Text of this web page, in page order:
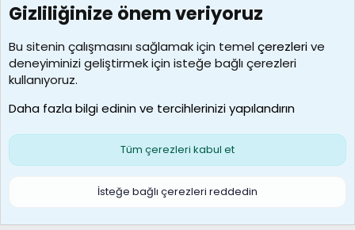
7388
Kullanıcılar
borabekirogluu
Son üye
Çerezler
S
Gizliliğinize önem veriyoruz
Bu sitenin çalışmasını sağlamak için temelçerezlerive
deneyiminizi geliştirmek için isteğe bağlı çerezleri
kullanıyoruz.
Daha fazla bilgi edinin ve tercihlerinizi yapılandırın
Tüm çerezleri kabul et
İsteğe bağlı çerezleri reddedin